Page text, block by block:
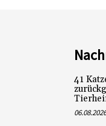
41
06.08.2026